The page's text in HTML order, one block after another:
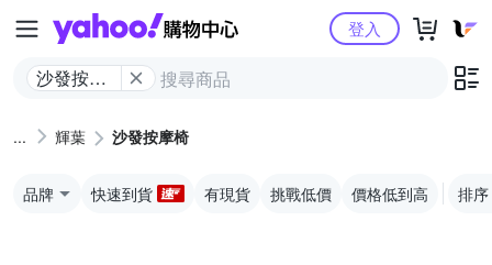
Yahoo購物中心
沙發按摩
登入
輝葉 沙發按摩椅
品牌 快速到貨 有現貨 挑戰低價 價格低到高 排序